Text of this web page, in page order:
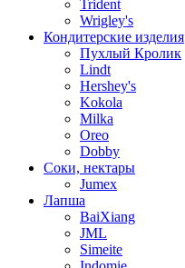
Trident
Wrigley's
Кондитерские изделия
Пухлый Кролик
Lindt
Hershey's
Kokola
Milka
Oreo
Dobby
Соки, нектары
Jumex
Лапша
BaiXiang
JML
Simeite